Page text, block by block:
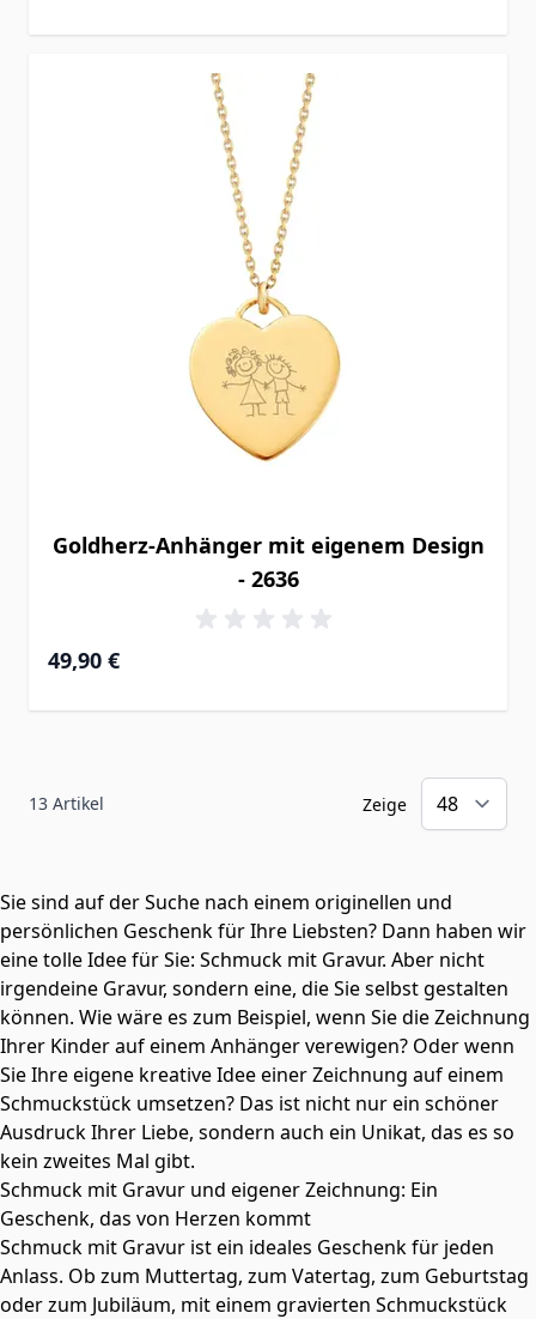
Goldherz-Anhänger mit eigenem Design
- 2636
49,90 €
13 Artikel Zeige
Sie sind auf der Suche nach einem originellen und
persönlichen Geschenk für Ihre Liebsten? Dann haben wir
eine tolle Idee für Sie: Schmuck mit Gravur. Aber nicht
irgendeine Gravur, sondern eine, die Sie selbst gestalten
können. Wie wäre es zum Beispiel, wenn Sie die Zeichnung
Ihrer Kinder auf einem Anhänger verewigen? Oder wenn
Sie Ihre eigene kreative Idee einer Zeichnung auf einem
Schmuckstück umsetzen? Das ist nicht nur ein schöner
Ausdruck Ihrer Liebe, sondern auch ein Unikat, das es so
kein zweites Mal gibt.
Schmuck mit Gravur und eigener Zeichnung: Ein
Geschenk, das von Herzen kommt
Schmuck mit Gravur ist ein ideales Geschenk für jeden
Anlass. Ob zum Muttertag, zum Vatertag, zum Geburtstag
oder zum Jubiläum, mit einem gravierten Schmuckstück